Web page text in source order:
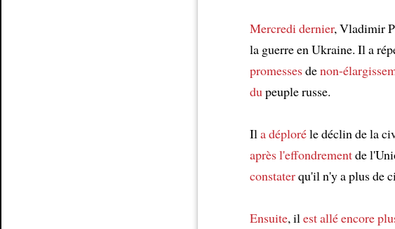
Mercredi dernier, Vladimir
la guerre en Ukraine. Il a
promessesdenon-
du peuple russe.
Il a déploréle déclin de la
après l'effondrementde
constaterqu'il n'y a plus de
Ensuite, il est alléencore